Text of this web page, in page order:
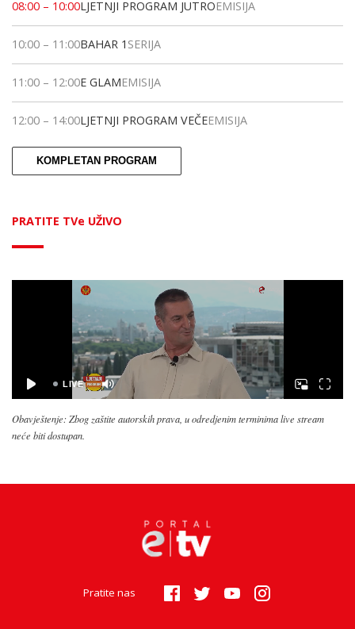
08:00 – 10:00LJETNJI PROGRAM JUTROEMISIJA
10:00 – 11:00BAHAR 1 SERIJA
11:00 – 12:00E GLAMEMISIJA
12:00 – 14:00LJETNJI PROGRAM VEČEEMISIJA
KOMPLETAN PROGRAM
PRATITE TVe UŽIVO
Obavještenje: Zbog zaštite autorskih prava, u odredjenim terminima live stream
neće biti dostupan.
Pratite nas